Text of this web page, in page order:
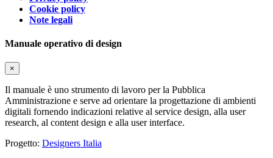
Cookie policy
Note legali
Manuale operativo di design
×
Il manuale è uno strumento di lavoro per la Pubblica
Amministrazione e serve ad orientare la progettazione di ambienti
digitali fornendo indicazioni relative al service design, alla user
research, al content design e alla user interface.
Progetto: Designers Italia